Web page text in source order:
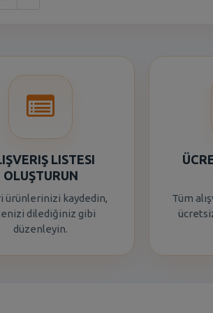
LISTESI
OLUŞTURUN
ürünlerinizi kaydedin,
dilediğiniz gibi
düzenleyin.
Tüm